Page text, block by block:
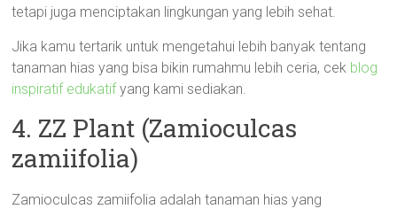
tetapi juga menciptakan lingkungan yang lebih sehat.
Jika kamu tertarik untuk mengetahui lebih banyak tentang
tanaman hias yang bisa bikin rumahmu lebih ceria, cek blog
inspiratif edukatifyang kami sediakan.
4. ZZ Plant (Zamioculcas
zamiifolia)
Zamioculcas zamiifolia adalah tanaman hias yang